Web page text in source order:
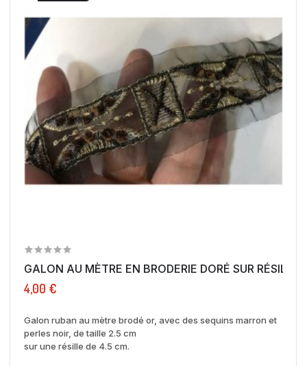
GALON AU MÈTRE EN BRODERIE DORÉ SUR RÉSILLE
4,00 €
Galon ruban au mètre brodé or, avec des sequins marron et
perles noir, de taille 2.5 cm
sur une résille de 4.5 cm.